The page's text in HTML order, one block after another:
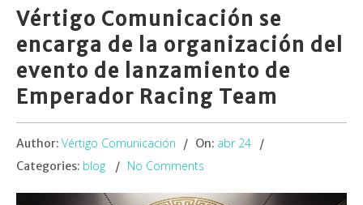
Vértigo Comunicación se
encarga de la organización del
evento de lanzamiento de
Emperador Racing Team
Author: Vértigo Comunicación On: abr 24
Categories: blog No Comments